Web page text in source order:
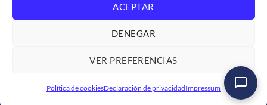
ACEPTAR
DENEGAR
VER PREFERENCIAS
Política de cookiesDeclaración de privacidadImpressum
Express
Skrill
Western
SOPORTE DE VENTA
SOLICITUD DE FACTURACIÓN
CONDICIONES DE SERVICIO
Copyright 2026 ©Logali Group